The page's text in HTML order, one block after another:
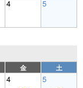
4 5
金 土
4 5